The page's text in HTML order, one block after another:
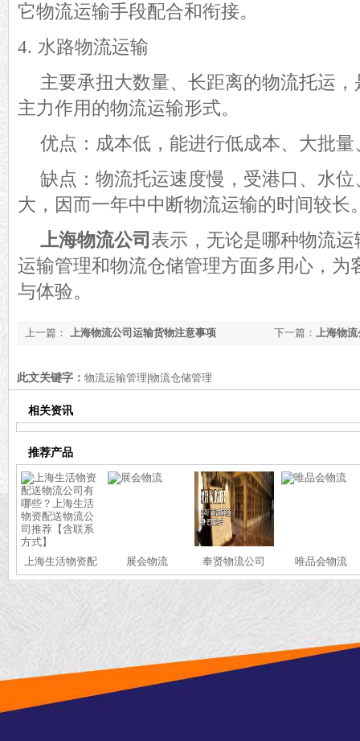
它物流运输手段配合和衔接。
4. 水路物流运输
主要承扭大数量、长距离的物流托运
主力作用的物流运输形式。
优点：成本低，能进行低成本、大批
缺点：物流托运速度慢，受港口、水
大，因而一年中中断物流运输的时间较长
上海物流公司表示，无论是哪种物流
运输管理和物流仓储管理方面多用心，为
与体验。
下一篇： 上海物
上一篇： 上海物流公司运输货物注意事项
此文关键字： 物流运输管理|物流仓储管理
相关资讯
推荐产品
上海生活物资配
送物流公司有哪
些？上海生活物
资配送物流公司
推荐【含联系方
展会物流 奉贤物流公司 唯品会物流